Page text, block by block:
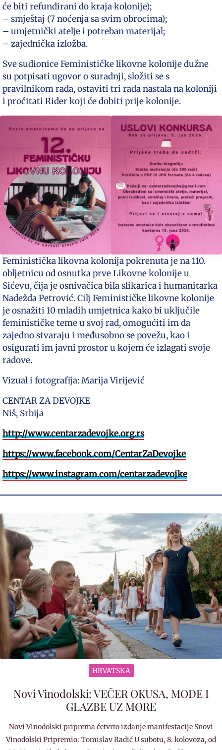
će biti refundirani do kraja kolonije);
– smještaj (7 noćenja sa svim obrocima);
– umjetnički atelje i potreban materijal;
– zajednička izložba.
Sve sudionice Feminističke likovne kolonije dužne
su potpisati ugovor o suradnji, složiti se s
pravilnikom rada, ostaviti tri rada nastala na koloniji
i pročitati Rider koji će dobiti prije kolonije.
Feministička likovna kolonija pokrenuta je na 110.
obljetnicu od osnutka prve Likovne kolonije u
Sićevu, čija je osnivačica bila slikarica i humanitarka
Nadežda Petrović. Cilj Feminističke likovne kolonije
je osnažiti 10 mladih umjetnica kako bi uključile
feminističke teme u svoj rad, omogućiti im da
zajedno stvaraju i međusobno se povežu, kao i
osigurati im javni prostor u kojem će izlagati svoje
radove.
Vizual i fotografija: Marija Virijević
CENTAR ZA DEVOJKE
Niš, Srbija
http://www.centarzadevojke.org.rs
https://www.facebook.com/CentarZaDevojke
https://www.instagram.com/centarzadevojke
HRVATSKA
Novi Vinodolski: VEČER OKUSA, MODE I
GLAZBE UZ MORE
Novi Vinodolski priprema četvrto izdanje manifestacije Snovi
Vinodolski Pripremio: Tomislav Radić U subotu, 8. kolovoza, od